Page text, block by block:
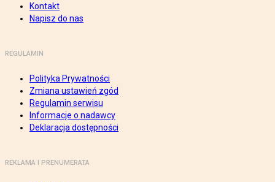
Kontakt
Napisz do nas
REGULAMIN
Polityka Prywatności
Zmiana ustawień zgód
Regulamin serwisu
Informacje o nadawcy
Deklaracja dostępności
REKLAMA I PRENUMERATA